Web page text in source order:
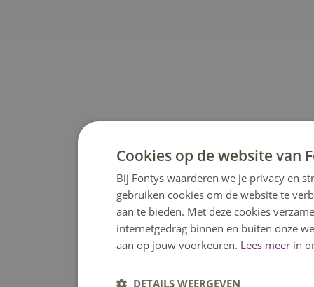
Cookies op de website van
Bij Fontys waarderen we je privacy en
gebruiken cookies om de website te
aan te bieden. Met deze cookies
internetgedrag binnen en buiten onze
aan op jouw voorkeuren. Lees meer in
DETAILS WEERGEVEN